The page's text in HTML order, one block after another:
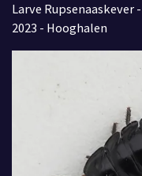
Larve Rupsenaaskever
2023 - Hooghalen